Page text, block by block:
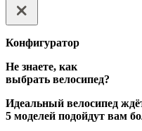
Конфигуратор
Не знаете, как
выбрать велосипед?
Идеальный велосипед
5 моделей подойдут вам